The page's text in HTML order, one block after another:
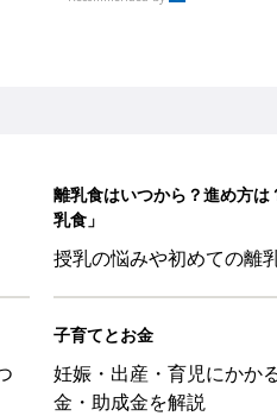
離乳食はいつから？進め方
乳食」
授乳の悩みや初めての離
子育てとお金
妊娠・出産・育児にかか
金・助成金を解説